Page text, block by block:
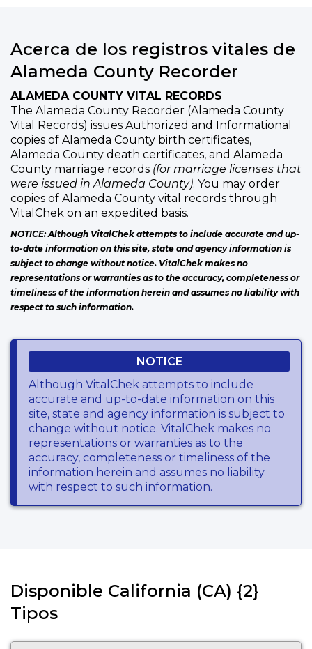
Acerca de los registros vitales de
Alameda County Recorder
ALAMEDA COUNTY VITAL RECORDS
The Alameda County Recorder (Alameda County
Vital Records) issues Authorized and Informational
copies of Alameda County birth certificates,
Alameda County death certificates, and Alameda
County marriage records (for marriage licenses that
were issued in Alameda County). You may order
copies of Alameda County vital records through
VitalChek on an expedited basis.
NOTICE: Although VitalChek attempts to include accurate and up-
to-date information on this site, state and agency information is
subject to change without notice. VitalChek makes no
representations or warranties as to the accuracy, completeness or
timeliness of the information herein and assumes no liability with
respect to such information.
NOTICE
Although VitalChek attempts to include
accurate and up-to-date information on this
site, state and agency information is subject to
change without notice. VitalChek makes no
representations or warranties as to the
accuracy, completeness or timeliness of the
information herein and assumes no liability
with respect to such information.
Disponible California (CA) {2}
Tipos